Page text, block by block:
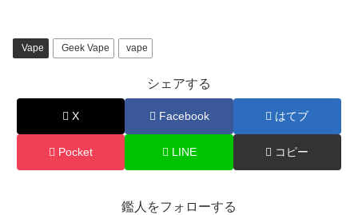
Vape Geek Vape vape
シェアする
X Facebook はてブ
Pocket LINE コピー
鑑人をフォローする